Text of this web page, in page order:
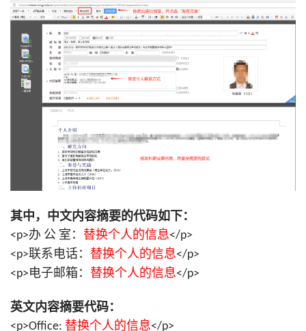
其中，中文内容摘要的代码如下：
<p>办 公 室： 替换个人的信息</p>
<p>联系电话： 替换个人的信息</p>
<p>电子邮箱： 替换个人的信息</p>
英文内容摘要代码：
<p>Office: 替换个人的信息</p>